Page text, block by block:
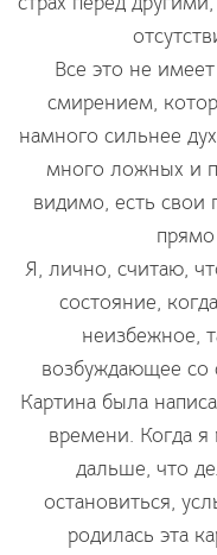
Все это не
смирением,
намного сильнее
много ложных и
видимо, есть свои
Я, лично, считаю,
состояние,
неизбежное,
возбуждающее со
Картина была
времени. Когда я
дальше, что
остановиться,
родилась эта